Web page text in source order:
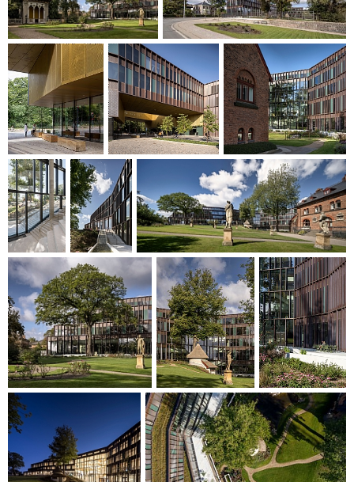
öffentlichen Parkareal und den betriebsinternen
Aufenthaltsflächen des Unternehmenssitzes. Zwischen der
„Quelle“ und dem umzäunten Bereich des
neoklassizistischen Gartens liegt ein üppig mit Stauden,
Gräsern und kleinerem Buschwerk bepflanzter Grüngürtel.
Dieser reflektiert den früheren romantischen Garten, der die
westliche Grenze der Anlage bildete.